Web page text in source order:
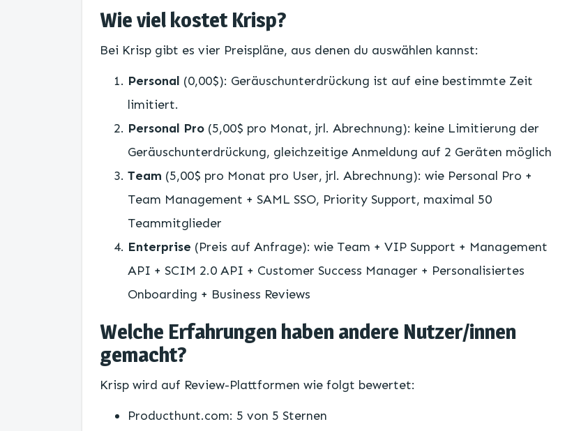
Wie viel kostet Krisp?
Bei Krisp gibt es vier Preispläne, aus denen du auswählen kannst:
Personal (0,00$): Geräuschunterdrückung ist auf eine bestimmte Zeit
limitiert.
Personal Pro (5,00$ pro Monat, jrl. Abrechnung): keine Limitierung der
Geräuschunterdrückung, gleichzeitige Anmeldung auf 2 Geräten möglich
Team (5,00$ pro Monat pro User, jrl. Abrechnung): wie Personal Pro +
Team Management + SAML SSO, Priority Support, maximal 50
Teammitglieder
Enterprise (Preis auf Anfrage): wie Team + VIP Support + Management
API + SCIM 2.0 API + Customer Success Manager + Personalisiertes
Onboarding + Business Reviews
Welche Erfahrungen haben andere Nutzer/innen
gemacht?
Krisp wird auf Review-Plattformen wie folgt bewertet:
Producthunt.com: 5 von 5 Sternen